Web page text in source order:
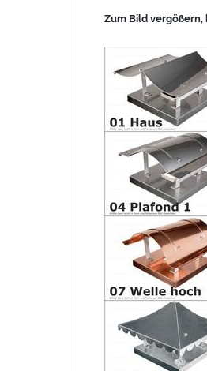
Zum Bild vergößern,